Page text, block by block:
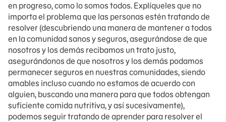
en progreso, como lo somos todos. Explíqueles que no
importa el problema que las personas estén tratando de
resolver (descubriendo una manera de mantener a todos
en la comunidad sanos y seguros, asegurándose de que
nosotros y los demás recibamos un trato justo,
asegurándonos de que nosotros y los demás podamos
permanecer seguros en nuestras comunidades, siendo
amables incluso cuando no estamos de acuerdo con
alguien, buscando una manera para que todos obtengan
suficiente comida nutritiva, y así sucesivamente),
podemos seguir tratando de aprender para resolver el